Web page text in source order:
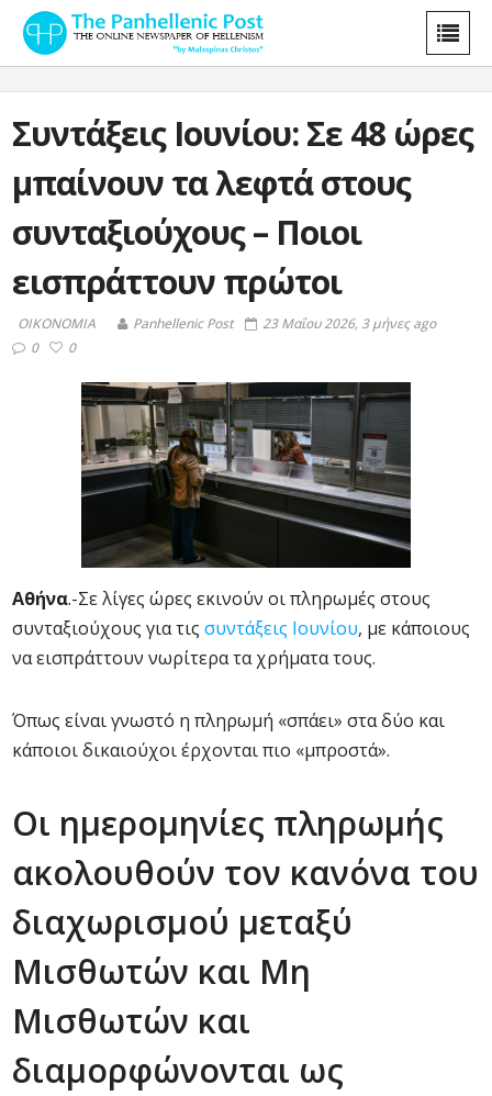
Συντάξεις Ιουνίου: Σε 48 ώρες
μπαίνουν τα λεφτά στους
συνταξιούχους – Ποιοι
εισπράττουν πρώτοι
ΟΙΚΟΝΟΜΙΑ Panhellenic Post
23 Μαΐου 2026, 3 μήνες ago
0
0
Αθήνα.-Σε λίγες ώρες εκινούν οι πληρωμές στους
συνταξιούχους για τις συντάξεις Ιουνίου, με κάποιους
να εισπράττουν νωρίτερα τα χρήματα τους.
Όπως είναι γνωστό η πληρωμή «σπάει» στα δύο και
κάποιοι δικαιούχοι έρχονται πιο «μπροστά».
Οι ημερομηνίες πληρωμής
ακολουθούν τον κανόνα του
διαχωρισμού μεταξύ
Μισθωτών και Μη
Μισθωτών και
διαμορφώνονται ως